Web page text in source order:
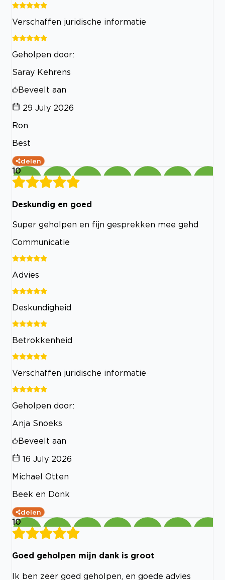
Verschaffen juridische informatie
Geholpen door:
Saray Kehrens
Beveelt aan
29 July 2026
Ron
Best
delen
10
Deskundig en goed
Super geholpen en fijn gesprekken mee gehd
Communicatie
Advies
Deskundigheid
Betrokkenheid
Verschaffen juridische informatie
Geholpen door:
Anja Snoeks
Beveelt aan
16 July 2026
Michael Otten
Beek en Donk
delen
10
Goed geholpen mijn dank is groot
Ik ben zeer goed geholpen, en goede advies